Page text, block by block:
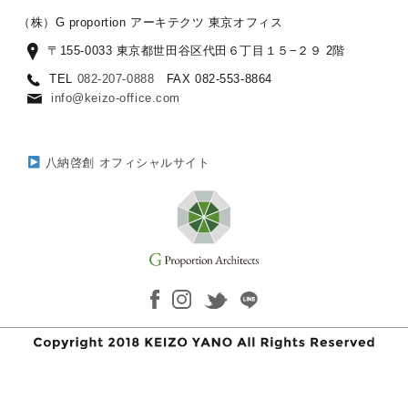
（株）G proportion アーキテクツ 東京オフィス
〒155-0033 東京都世田谷区代田６丁目１５−２９ 2階
TEL 082-207-0888 FAX 082-553-8864
info@keizo-office.com
八納啓創 オフィシャルサイト